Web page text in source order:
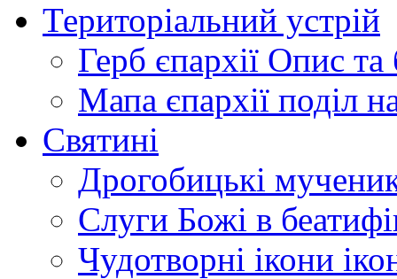
Територіальний устрій
Герб єпархії Опис та
Мапа єпархії поділ
Святині
Дрогобицькі
Слуги Божі в
Чудотворні ікони